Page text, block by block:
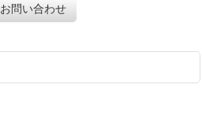
お問い合わせ